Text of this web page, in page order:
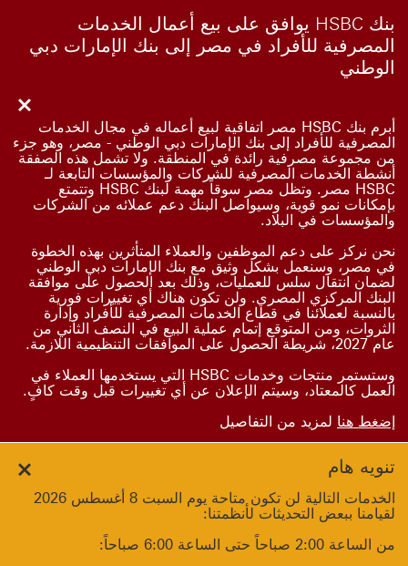
بنك HSBC يوافق على بيع أعمال الخدمات
المصرفية للأفراد في مصر إلى بنك الإمارات دبي
الوطني
Close
أبرم بنك HSBC مصر اتفاقية لبيع أعماله في مجال الخدمات
المصرفية للأفراد إلى بنك الإمارات دبي الوطني - مصر، وهو جزء
من مجموعة مصرفية رائدة في المنطقة. ولا تشمل هذه الصفقة
أنشطة الخدمات المصرفية للشركات والمؤسسات التابعة لـ
HSBC مصر. وتظل مصر سوقاً مهمة لبنك HSBC وتتمتع
بإمكانات نمو قوية، وسيواصل البنك دعم عملائه من الشركات
والمؤسسات في البلاد.
نحن نركز على دعم الموظفين والعملاء المتأثرين بهذه الخطوة
في مصر، وسنعمل بشكل وثيق مع بنك الإمارات دبي الوطني
لضمان انتقال سلس للعمليات، وذلك بعد الحصول على موافقة
البنك المركزي المصري. ولن تكون هناك أي تغييرات فورية
بالنسبة لعملائنا في قطاع الخدمات المصرفية للأفراد وإدارة
الثروات، ومن المتوقع إتمام عملية البيع في النصف الثاني من
عام 2027، شريطة الحصول على الموافقات التنظيمية اللازمة.
وستستمر منتجات وخدمات HSBC التي يستخدمها العملاء في
العمل كالمعتاد، وسيتم الإعلان عن أي تغييرات قبل وقت كافٍ.
إضغط هنا لمزيد من التفاصيل
تنويه هام
Close
الخدمات التالية لن تكون متاحة يوم السبت 8 أغسطس 2026
لقيامنا ببعض التحديثات لأنظمتنا:
من الساعة 2:00 صباحاً حتى الساعة 6:00 صباحاً: